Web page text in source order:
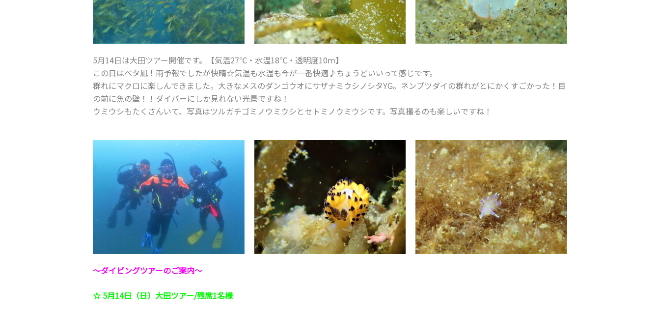
5月14日は大田ツアー開催です。【気温27℃・水温18℃・透明度10ｍ】
この日はベタ凪！雨予報でしたが快晴☆気温も水温も今が一番快適♪ちょうどいいって感じです。
群れにマクロに楽しんできました。大きなメスのダンゴウオにサザナミウシノシタYG。ネンブツダイの群れがとにかくすごかった！目
の前に魚の壁！！ダイバーにしか見れない光景ですね！
ウミウシもたくさんいて、写真はツルガチゴミノウミウシとセトミノウミウシです。写真撮るのも楽しいですね！
～ダイビングツアーのご案内～
☆ 5月14日（日）大田ツアー/残席1名様